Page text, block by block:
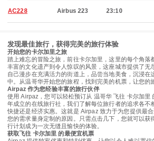
AC228 Airbus 223 23:10
发现最佳旅行，获得完美的旅行体验
开始您的卡尔加里之旅
踏上难忘的冒险之旅，前往卡尔加里，这里的每个角落
丰富的文化遗产到令人惊叹的风景，这座城市提供了无
自己漫步在充满活力的街道上，品尝当地美食，沉浸在
中。从温哥华开始您的旅程，找到完美的机票，让您的
Airpaz 作为您经验丰富的旅行伙伴
使用 Airpaz，您可以轻松预订从 温哥华 飞往 卡尔加里
年成立的在线旅行社，我们了解每位旅行者的追求各不
快捷还是经济实惠。这就是 Airpaz 致力于为您提供最
您的需求量身定制的原因。只需点击几下，您就可以获
行计划成为一次无缝且愉快的体验。
获取飞往 卡尔加里 的最便宜机票